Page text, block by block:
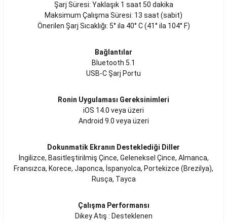
Şarj Süresi: Yaklaşık 1 saat 50 dakika
Maksimum Çalışma Süresi: 13 saat (sabit)
Önerilen Şarj Sıcaklığı: 5° ila 40° C (41° ila 104° F)
Bağlantılar
Bluetooth 5.1
USB-C Şarj Portu
Ronin Uygulaması Gereksinimleri
iOS 14.0 veya üzeri
Android 9.0 veya üzeri
Dokunmatik Ekranın Desteklediği Diller
İngilizce, Basitleştirilmiş Çince, Geleneksel Çince, Almanca,
Fransızca, Korece, Japonca, İspanyolca, Portekizce (Brezilya),
Rusça, Tayca
Çalışma Performansı
Dikey Atış : Desteklenen